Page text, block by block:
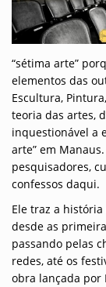
“sétima arte”
elementos das
Escultura,
teoria das artes,
inquestionável a
arte” em
pesquisadores,
confessos daqui.
Ele traz a
desde as
passando pelas
redes, até os
obra lançada por